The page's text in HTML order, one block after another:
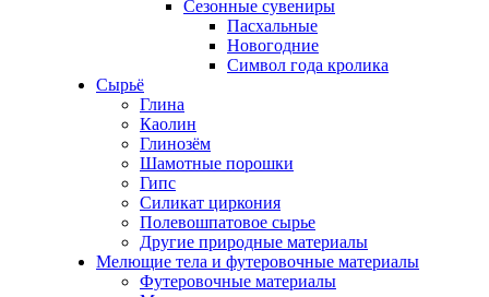
Сезонные сувениры
Пасхальные
Новогодние
Символ года кролика
Сырьё
Глина
Каолин
Глинозём
Шамотные порошки
Гипс
Силикат циркония
Полевошпатовое сырье
Другие природные материалы
Мелющие тела и футеровочные материалы
Футеровочные материалы